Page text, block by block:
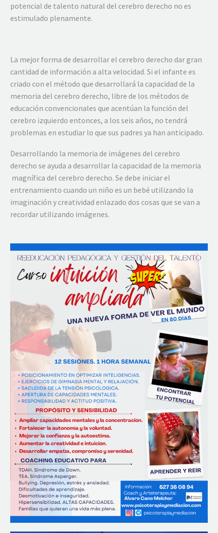
potencial de talento natural del cerebro derecho no es
estimulado plenamente.
La mejor forma de desarrollar el cerebro derecho dar gran
cantidad de información a alta velocidad. Si el infante es
criado con el método que desarrollará la capacidad de la
memoria del cerebro derecho, libre de los métodos de
educación convencionales que acentúan la función del
cerebro izquierdo entonces, a los seis años, no tendrá
problemas en estudiar lo que sus padres ya han anticipado.
Desarrollando la memoria de imágenes del cerebro
derecho se ayuda a desarrollar la capacidad de la memoria
magnífica del cerebro derecho. Se debe iniciar el
entrenamiento cuando un niño es un bebé utilizando la
imaginación y creatividad enlazado dos cosas que se van a
recordar utilizando imágenes.